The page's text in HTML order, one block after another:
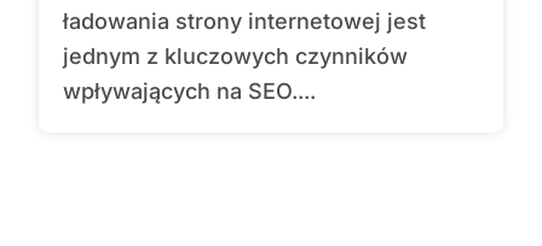
ładowania strony internetowej jest
jednym z kluczowych czynników
wpływających na SEO....